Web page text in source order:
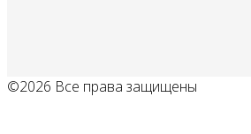
©2026 Все права защищены